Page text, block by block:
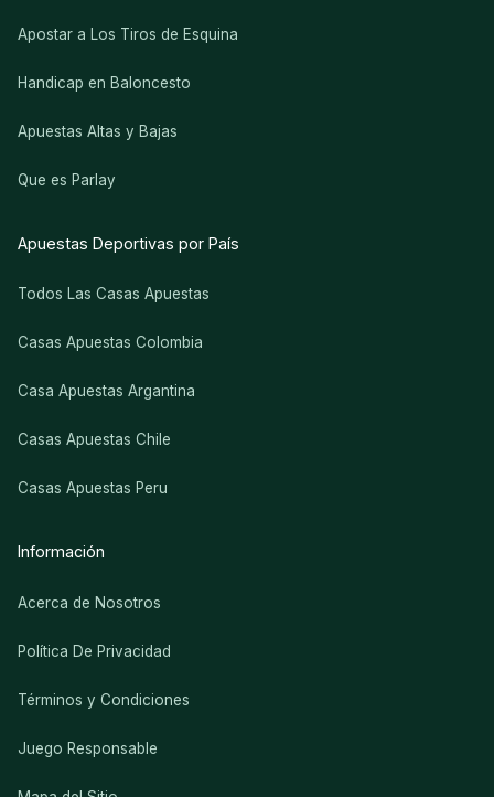
Apostar a Los Tiros de Esquina
Handicap en Baloncesto
Apuestas Altas y Bajas
Que es Parlay
Apuestas Deportivas por País
Todos Las Casas Apuestas
Casas Apuestas Colombia
Casa Apuestas Argantina
Casas Apuestas Chile
Casas Apuestas Peru
Información
Acerca de Nosotros
Política De Privacidad
Términos y Condiciones
Juego Responsable